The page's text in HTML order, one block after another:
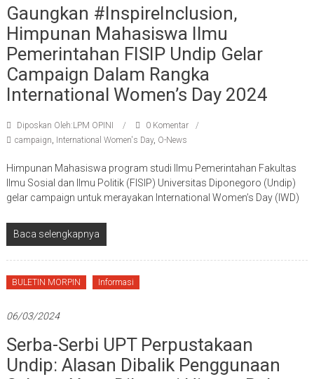
Gaungkan #InspireInclusion,
Himpunan Mahasiswa Ilmu
Pemerintahan FISIP Undip Gelar
Campaign Dalam Rangka
International Women’s Day 2024
Diposkan Oleh:LPM OPINI
0 Komentar
campaign, International Women's Day, O-News
Himpunan Mahasiswa program studi Ilmu Pemerintahan Fakultas
Ilmu Sosial dan Ilmu Politik (FISIP) Universitas Diponegoro (Undip)
gelar campaign untuk merayakan International Women’s Day (IWD)
Baca selengkapnya
BULETIN MORPIN Informasi
06/03/2024
Serba-Serbi UPT Perpustakaan
Undip: Alasan Dibalik Penggunaan